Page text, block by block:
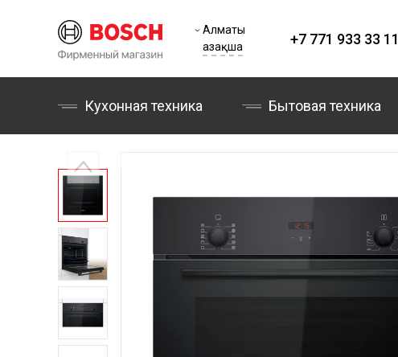
Алматы
Қазақша
+7 771 933 33 11
Кухонная техника Бытовая техника